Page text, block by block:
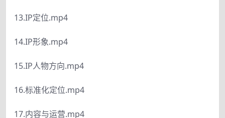
13.IP定位.mp4
14.IP形象.mp4
15.IP人物方向.mp4
16.标准化定位.mp4
17.内容与运营.mp4